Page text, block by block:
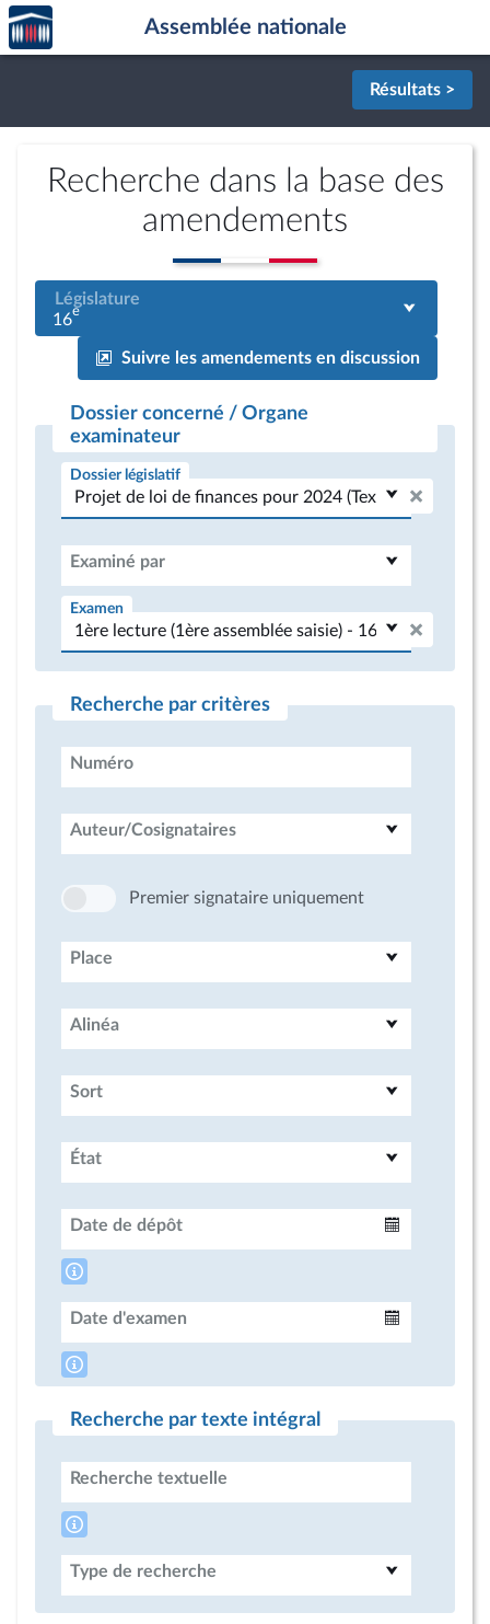
Aller au contenu
Aller en bas de la page
Accèder
à la
page
Assemblée nationale
Résultats >
Recherche dans la base des
amendements
Législature
16e
Suivre les amendements en discussion
Dossier concerné / Organe
examinateur
Dossier législatif
Examiné par
Examen
Recherche par critères
Numéro
Auteur/Cosignataires
Premier signataire uniquement
Place
Alinéa
Sort
État
Date de dépôt
Date d'examen
Recherche par texte intégral
Recherche textuelle
Type de recherche